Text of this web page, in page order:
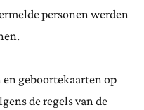
personen werden
geboortekaarten op
de regels van de